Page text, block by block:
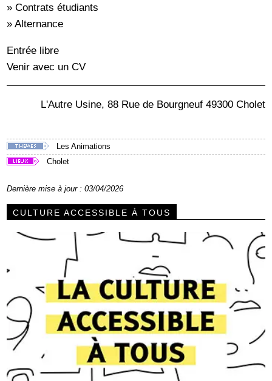
» Contrats étudiants
» Alternance
Entrée libre
Venir avec un CV
L'Autre Usine, 88 Rue de Bourgneuf 49300 Cholet
Les Animations
Cholet
Dernière mise à jour : 03/04/2026
CULTURE ACCESSIBLE À TOUS